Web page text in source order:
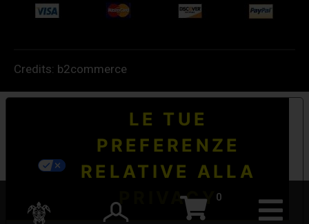
0
Credits: b2commerce
LE TUE
PREFERENZE
RELATIVE ALLA
PRIVACY